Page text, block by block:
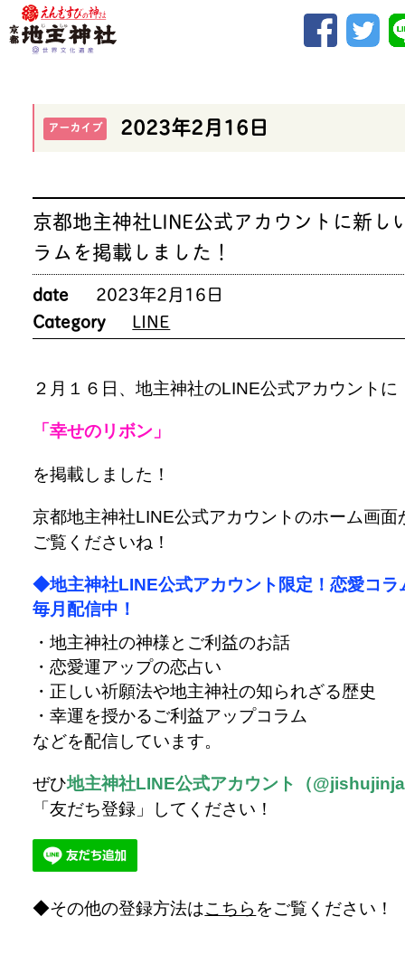
アーカイブ 2023年2月16日
京都地主神社LINE公式アカウントに新し
ラムを掲載しました！
date
2023年2月16日
Category
LINE
２月１６日、地主神社のLINE公式アカウントに
「幸せのリボン」
を掲載しました！
京都地主神社LINE公式アカウントのホーム画面
ご覧くださいね！
◆地主神社LINE公式アカウント限定！恋愛コラ
毎月配信中！
・地主神社の神様とご利益のお話
・恋愛運アップの恋占い
・正しい祈願法や地主神社の知られざる歴史
・幸運を授かるご利益アップコラム
などを配信しています。
ぜひ地主神社LINE公式アカウント（
「友だち登録」してください！
その他の登録方法はこちら をご覧ください！